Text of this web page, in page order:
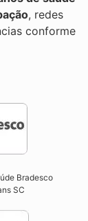
, redes
conforme
Bradesco
SC